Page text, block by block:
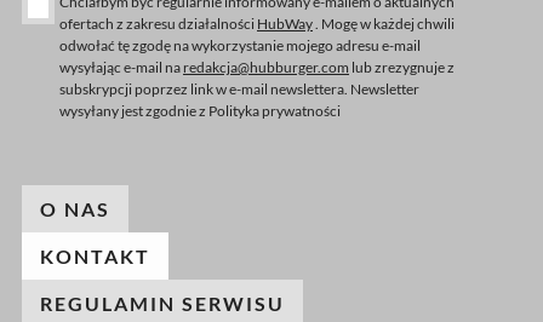
O NAS
KONTAKT
REGULAMIN SERWISU
ofertach z zakresu działalności HubWay. Mogę w każdej chwili
odwołać tę zgodę na wykorzystanie mojego adresu e-mail
wysyłając e-mail na redakcja@hubburger.com lub zrezygnuje z
subskrypcji poprzez link w e-mail newslettera. Newsletter
wysyłany jest zgodnie z Polityka prywatności